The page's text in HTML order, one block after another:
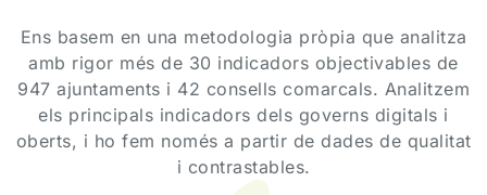
Ens basem en una metodologia pròpia que analitza
amb rigor més de 30 indicadors objectivables de
947 ajuntaments i 42 consells comarcals. Analitzem
els principals indicadors dels governs digitals i
oberts, i ho fem només a partir de dades de qualitat
i contrastables.